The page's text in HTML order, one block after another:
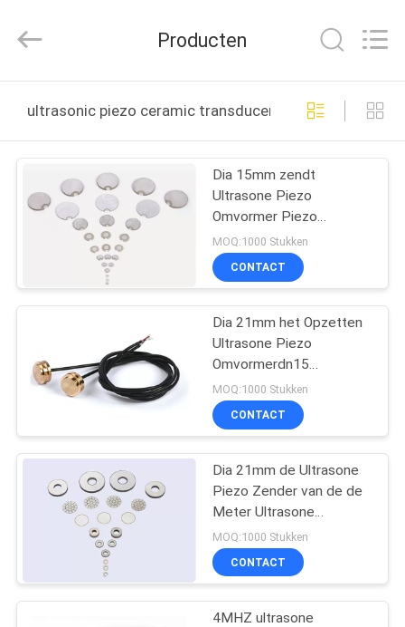
PRODUCTEN
ONGEVEER
FABRIEKSREIS
KWALITEITSCONTROLE
CONTACTEER
ONS
NIEUWS
VERZOEK
OM
Technology
Rights
Producten
ultrasonic piezo ceramic transducer online fabricage
Dia 15mm zendt
Ultrasone Piezo
Omvormer Piezo
Ceramische Omvormer
IP68 uit
MOQ:1000 Stukken
CONTACT
Dia 21mm het Opzetten
Ultrasone Piezo
Omvormerdn15
Ceramische
Piezoelectric Sensor
MOQ:1000 Stukken
CONTACT
Dia 21mm de Ultrasone
Piezo Zender van de de
Meter Ultrasone
Omvormer van het
Omvormerwater
MOQ:1000 Stukken
CONTACT
4MHZ ultrasone